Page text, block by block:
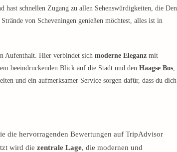
schnellen Zugang zu allen Sehenswürdigkeiten, die Den
von Scheveningen genießen möchtest, alles ist in
Aufenthalt. Hier verbindet sich moderne Eleganz mit
beeindruckenden Blick auf die Stadt und den Haagse Bos
und ein aufmerksamer Service sorgen dafür, dass du dich
die hervorragenden Bewertungen auf TripAdvisor
wird die zentrale Lage, die modernen und